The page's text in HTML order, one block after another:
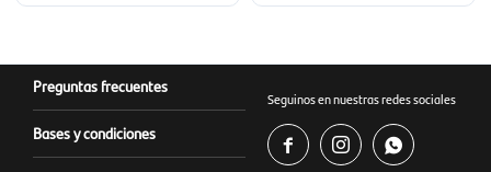
Preguntas frecuentes
Bases y condiciones
Seguinos en nuestras redes sociales
  